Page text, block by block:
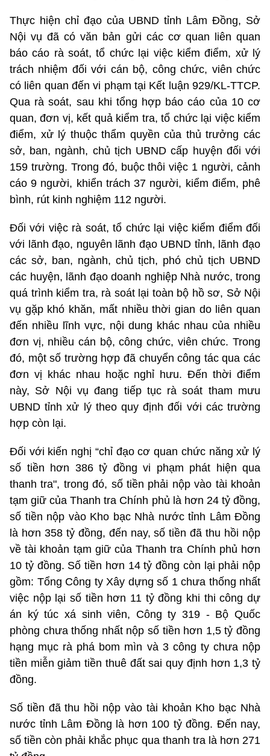
Thực hiện chỉ đạo của UBND tỉnh Lâm Đồng, Sở
Nội vụ đã có văn bản gửi các cơ quan liên quan
báo cáo rà soát, tổ chức lại việc kiểm điểm, xử lý
trách nhiệm đối với cán bộ, công chức, viên chức
có liên quan đến vi phạm tại Kết luận 929/KL-TTCP.
Qua rà soát, sau khi tổng hợp báo cáo của 10 cơ
quan, đơn vị, kết quả kiểm tra, tổ chức lại việc kiểm
điểm, xử lý thuộc thẩm quyền của thủ trưởng các
sở, ban, ngành, chủ tịch UBND cấp huyện đối với
159 trường. Trong đó, buộc thôi việc 1 người, cảnh
cáo 9 người, khiển trách 37 người, kiểm điểm, phê
bình, rút kinh nghiệm 112 người.
Đối với việc rà soát, tổ chức lại việc kiểm điểm đối
với lãnh đạo, nguyên lãnh đạo UBND tỉnh, lãnh đạo
các sở, ban, ngành, chủ tịch, phó chủ tịch UBND
các huyện, lãnh đạo doanh nghiệp Nhà nước, trong
quá trình kiểm tra, rà soát lại toàn bộ hồ sơ, Sở Nội
vụ gặp khó khăn, mất nhiều thời gian do liên quan
đến nhiều lĩnh vực, nội dung khác nhau của nhiều
đơn vị, nhiều cán bộ, công chức, viên chức. Trong
đó, một số trường hợp đã chuyển công tác qua các
đơn vị khác nhau hoặc nghỉ hưu. Đến thời điểm
này, Sở Nội vụ đang tiếp tục rà soát tham mưu
UBND tỉnh xử lý theo quy định đối với các trường
hợp còn lại.
Đối với kiến nghị “chỉ đạo cơ quan chức năng xử lý
số tiền hơn 386 tỷ đồng vi phạm phát hiện qua
thanh tra", trong đó, số tiền phải nộp vào tài khoản
tạm giữ của Thanh tra Chính phủ là hơn 24 tỷ đồng,
số tiền nộp vào Kho bạc Nhà nước tỉnh Lâm Đồng
là hơn 358 tỷ đồng, đến nay, số tiền đã thu hồi nộp
về tài khoản tạm giữ của Thanh tra Chính phủ hơn
10 tỷ đồng. Số tiền hơn 14 tỷ đồng còn lại phải nộp
gồm: Tổng Công ty Xây dựng số 1 chưa thống nhất
việc nộp lại số tiền hơn 11 tỷ đồng khi thi công dự
án ký túc xá sinh viên, Công ty 319 - Bộ Quốc
phòng chưa thống nhất nộp số tiền hơn 1,5 tỷ đồng
hạng mục rà phá bom mìn và 3 công ty chưa nộp
tiền miễn giảm tiền thuê đất sai quy định hơn 1,3 tỷ
đồng.
Số tiền đã thu hồi nộp vào tài khoản Kho bạc Nhà
nước tỉnh Lâm Đồng là hơn 100 tỷ đồng. Đến nay,
số tiền còn phải khắc phục qua thanh tra là hơn 271